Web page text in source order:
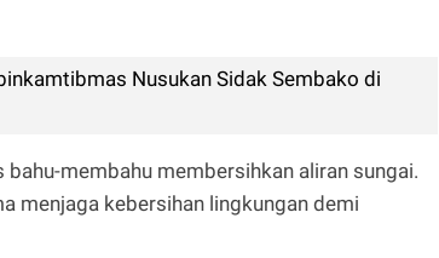
Nusukan Sidak Sembako di
membahu membersihkan aliran sungai.
menjaga kebersihan lingkungan demi